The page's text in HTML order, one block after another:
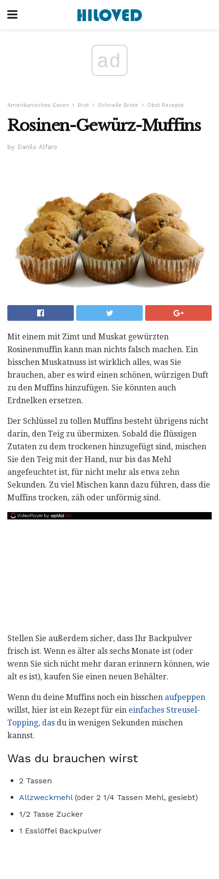
ad
Amerikanisches Essen Brot Schnelle Brote Obst Rezepte
Rosinen-Gewürz-Muffins
by Danilo Alfaro
Mit einem mit Zimt und Muskat gewürzten
Rosinenmuffin kann man nichts falsch machen. Ein
bisschen Muskatnuss ist wirklich alles, was Sie
brauchen, aber es wird einen schönen, würzigen Duft
zu den Muffins hinzufügen. Sie könnten auch
Erdnelken ersetzen.
Der Schlüssel zu tollen Muffins besteht übrigens nicht
darin, den Teig zu übermixen. Sobald die flüssigen
Zutaten zu dem trockenen hinzugefügt sind, mischen
Sie den Teig mit der Hand, nur bis das Mehl
angefeuchtet ist, für nicht mehr als etwa zehn
Sekunden. Zu viel Mischen kann dazu führen, dass die
Muffins trocken, zäh oder unförmig sind.
Stellen Sie außerdem sicher, dass Ihr Backpulver
frisch ist. Wenn es älter als sechs Monate ist (oder
wenn Sie sich nicht mehr daran erinnern können, wie
alt es ist), kaufen Sie einen neuen Behälter.
Wenn du deine Muffins noch ein bisschen aufpeppen
willst, hier ist ein Rezept für ein einfaches Streusel-
Topping, das du in wenigen Sekunden mischen
kannst.
Was du brauchen wirst
2 Tassen
Allzweckmehl(oder 2 1/4 Tassen Mehl, gesiebt)
1/2 Tasse Zucker
1 Esslöffel Backpulver